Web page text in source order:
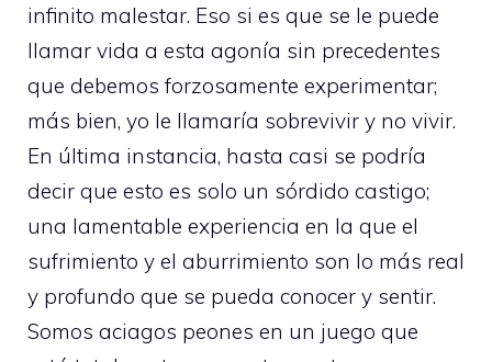
infinito malestar. Eso si es que se le puede
llamar vida a esta agonía sin precedentes
que debemos forzosamente experimentar;
más bien, yo le llamaría sobrevivir y no vivir.
En última instancia, hasta casi se podría
decir que esto es solo un sórdido castigo;
una lamentable experiencia en la que el
sufrimiento y el aburrimiento son lo más real
y profundo que se pueda conocer y sentir.
Somos aciagos peones en un juego que